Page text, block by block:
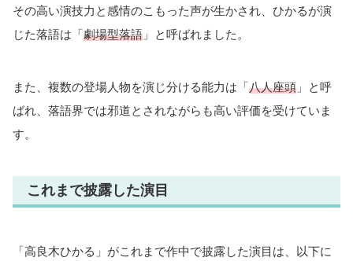
その高い演技力と感情のこもった声が生かされ、ひかるが演
じた落語は「劇場型落語 」と呼ばれました。
また、複数の登場人物を演じ分ける能力は「八人座頭 」と呼
ばれ、落語界では邪道とされながらも高い評価を受けていま
す。
これまで披露した演目
「高良木ひかる」がこれまで作中で披露した演目は、以下に